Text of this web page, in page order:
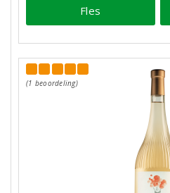
Fles
(1 beoordeling)